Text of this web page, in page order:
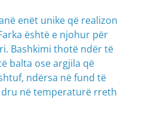
enët unike që realizon
është e njohur për
Bashkimi thotë ndër të
balta ose argjila që
ndërsa në fund të
në temperaturë rreth